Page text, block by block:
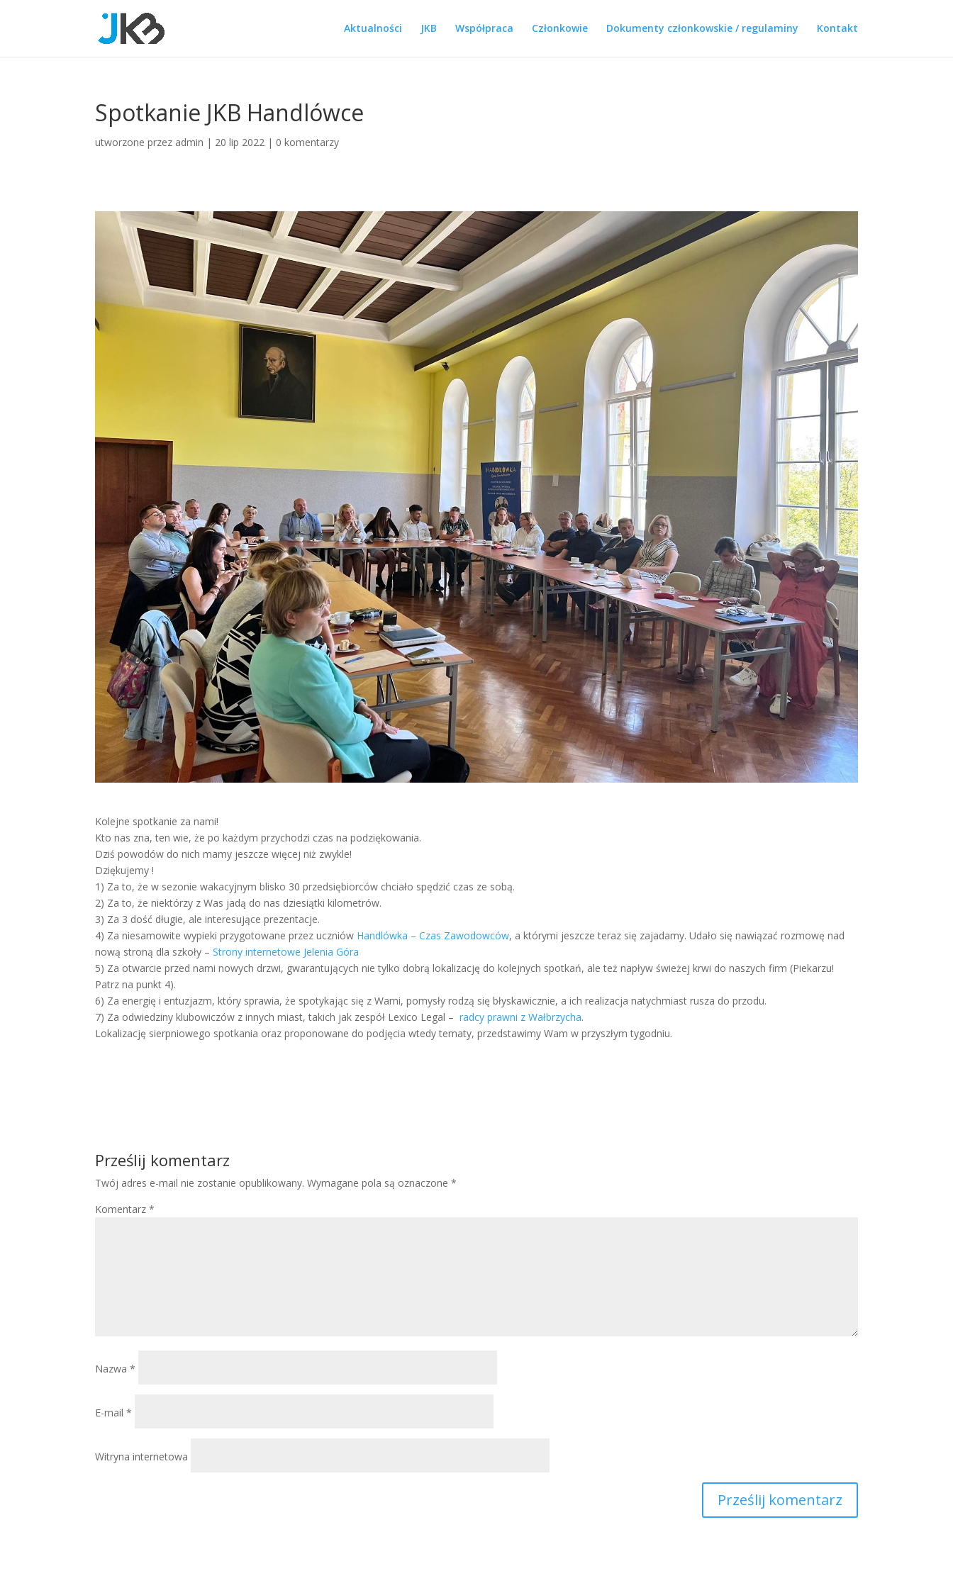
Aktualności JKB Współpraca Członkowie Dokumenty członkowskie / regulaminy Kontakt
Spotkanie JKB Handlówce
utworzone przez admin | 20 lip 2022 | 0 komentarzy
Kolejne spotkanie za nami!
Kto nas zna, ten wie, że po każdym przychodzi czas na podziękowania.
Dziś powodów do nich mamy jeszcze więcej niż zwykle!
Dziękujemy !
1) Za to, że w sezonie wakacyjnym blisko 30 przedsiębiorców chciało spędzić czas ze sobą.
2) Za to, że niektórzy z Was jadą do nas dziesiątki kilometrów.
3) Za 3 dość długie, ale interesujące prezentacje.
4) Za niesamowite wypieki przygotowane przez uczniów Handlówka – Czas Zawodowców, a którymi jeszcze teraz się zajadamy. Udało się nawiązać rozmowę nad
nową stroną dla szkoły –Strony internetowe Jelenia Góra
5) Za otwarcie przed nami nowych drzwi, gwarantujących nie tylko dobrą lokalizację do kolejnych spotkań, ale też napływ świeżej krwi do naszych firm (Piekarzu!
Patrz na punkt 4).
6) Za energię i entuzjazm, który sprawia, że spotykając się z Wami, pomysły rodzą się błyskawicznie, a ich realizacja natychmiast rusza do przodu.
7) Za odwiedziny klubowiczów z innych miast, takich jak zespół Lexico Legal –radcy prawni z Wałbrzycha.
Lokalizację sierpniowego spotkania oraz proponowane do podjęcia wtedy tematy, przedstawimy Wam w przyszłym tygodniu.
Prześlij komentarz
Twój adres e-mail nie zostanie opublikowany. Wymagane pola są oznaczone*
Komentarz*
Nazwa*
E-mail*
Witryna internetowa